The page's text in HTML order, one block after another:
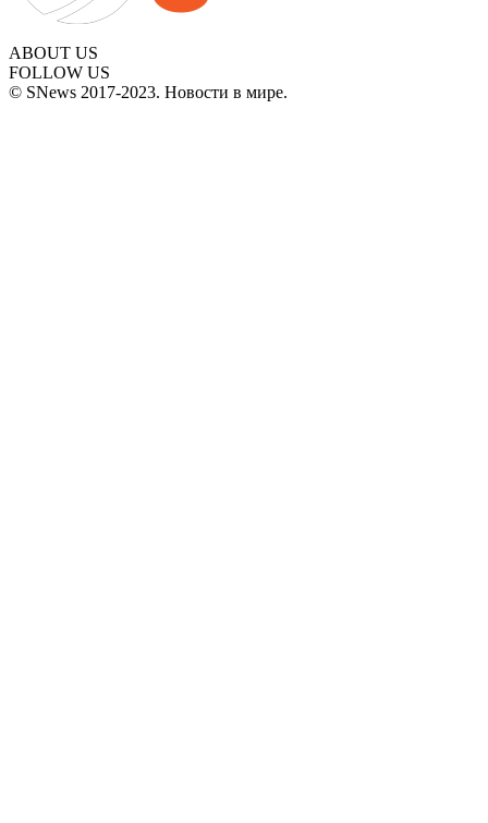
ABOUT US
FOLLOW US
© SNews 2017-2023. Новости в мире.